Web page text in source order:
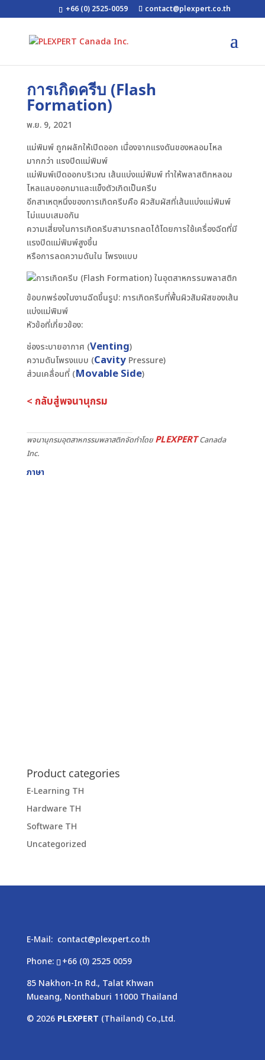
+66 (0) 2525-0059 contact@plexpert.co.th
การเกิดครีบ (Flash
Formation)
พ.ย. 9, 2021
แม่พิมพ์ ถูกผลักให้เปิดออก เนื่องจากแรงดันของหลอมไหล
มากกว่า แรงปิดแม่พิมพ์
แม่พิมพ์เปิดออกบริเวณ เส้นแบ่งแม่พิมพ์ ทำให้พลาสติกหลอม
ไหลแลบออกมาและแข็งตัวเกิดเป็นครีบ
อีกสาเหตุหนึ่งของการเกิดครีบคือ ผิวสัมผัสที่เส้นแบ่งแม่พิมพ์
ไม่แนบเสมอกัน
ความเสี่ยงในการเกิดครีบสามารถลดได้โดยการใช้เครื่องฉีดที่มี
แรงปิดแม่พิมพ์สูงขึ้น
หรือการลดความดันใน โพรงแบบ
ข้อบกพร่องในงานฉีดขึ้นรูป: การเกิดครีบที่พื้นผิวสัมผัสของเส้น
แบ่งแม่พิมพ์
หัวข้อที่เกี่ยวข้อง:
ช่องระบายอากาศ (Venting)
ความดันโพรงแบบ (CavityPressure)
ส่วนเคลื่อนที่ (Movable Side)
< กลับสู่พจนานุกรม
พจนานุกรมอุตสาหกรรมพลาสติกจัดทำโดยPLEXPERTCanada
Inc.
ภาษา
Product categories
E-Learning TH
Hardware TH
Software TH
Uncategorized
E-Mail: contact@plexpert.co.th
Phone:
+66 (0) 2525 0059
85 Nakhon-In Rd., Talat Khwan
Mueang, Nonthaburi 11000 Thailand
© 2026 PLEXPERT (Thailand) Co.,Ltd.